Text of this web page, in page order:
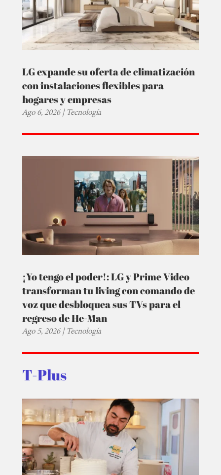
LG expande su oferta de climatización
con instalaciones flexibles para
hogares y empresas
Ago 6, 2026|Tecnología
¡Yo tengo el poder!: LG y Prime Video
transforman tu living con comando de
voz que desbloquea sus TVs para el
regreso de He-Man
Ago 5, 2026|Tecnología
T-Plus